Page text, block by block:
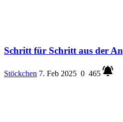
Schritt für Schritt aus der
Stöckchen 7. Feb 2025 0 465